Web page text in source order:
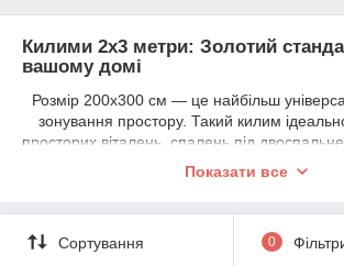
Килими 2х3 метри: Золотий
вашому домі
Розмір 200х300 см — це найбільш
зонування простору. Такий килим
просторих віталень, спалень під
Panpalas
Показати все
Сортування 0